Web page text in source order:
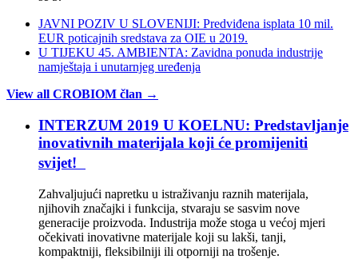
JAVNI POZIV U SLOVENIJI: Predviđena isplata 10 mil.
EUR poticajnih sredstava za OIE u 2019.
U TIJEKU 45. AMBIENTA: Zavidna ponuda industrije
namještaja i unutarnjeg uređenja
View all CROBIOM član →
INTERZUM 2019 U KOELNU: Predstavljanje
inovativnih materijala koji će promijeniti
svijet!
Zahvaljujući napretku u istraživanju raznih materijala,
njihovih značajki i funkcija, stvaraju se sasvim nove
generacije proizvoda. Industrija može stoga u većoj mjeri
očekivati inovativne materijale koji su lakši, tanji,
kompaktniji, fleksibilniji ili otporniji na trošenje.